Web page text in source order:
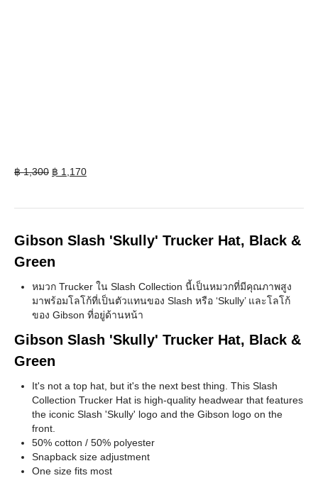
฿1,300 Original
฿ 1,170Current
Gibson Slash 'Skully' Trucker Hat, Black &
Green
หมวก Trucker ใน Slash Collection นี้เป็นหมวกที่มีคุณภาพสูง
มาพร้อมโลโก้ที่เป็นตัวแทนของ Slash หรือ ‘Skully’ และโลโก้
ของ Gibson ที่อยู่ด้านหน้า
Gibson Slash 'Skully' Trucker Hat, Black &
Green
It's not a top hat, but it's the next best thing. This Slash
Collection Trucker Hat is high-quality headwear that features
the iconic Slash 'Skully' logo and the Gibson logo on the
front.
50% cotton / 50% polyester
Snapback size adjustment
One size fits most